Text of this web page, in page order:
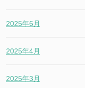
2025年6月
2025年4月
2025年3月